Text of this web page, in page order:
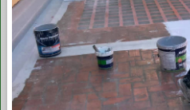
xe hút cho các hộ gia đình hoặc
STT
Loại Xe Hút
(Dung tích)
1
Xe hút1 khối